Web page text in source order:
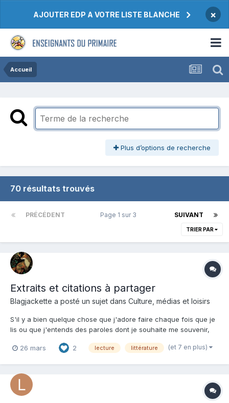
AJOUTER EDP A VOTRE LISTE BLANCHE ×
Accueil
Plus d’options de recherche
70 résultats trouvés
PRÉCÉDENT SUIVANT
Page 1 sur 3
TRIER PAR
Extraits et citations à partager
Blagjackette a posté un sujet dans Culture, médias et loisirs
S'il y a bien quelque chose que j'adore faire chaque fois que je
lis ou que j'entends des paroles dont je souhaite me souvenir,
temps en temps. Hier soir, en finissant de copier les passages
26 mars 2 lecture littérature (et 7 en plus)